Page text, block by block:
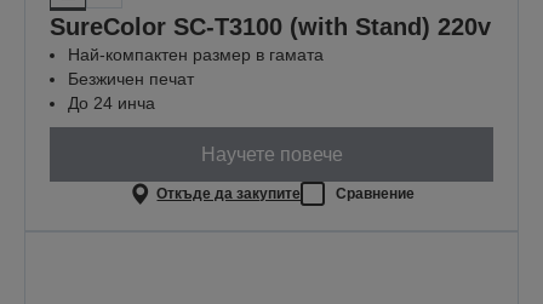
SureColor SC-T3100 (with Stand) 220v
Най-компактен размер в гамата
Безжичен печат
До 24 инча
Научете повече
Откъде да закупите Сравнение